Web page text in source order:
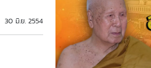
30 มิ.ย. 2554